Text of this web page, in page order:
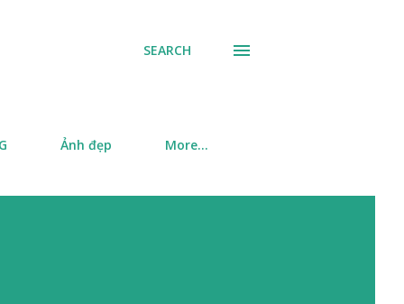
SEARCH
Ảnh đẹp More…